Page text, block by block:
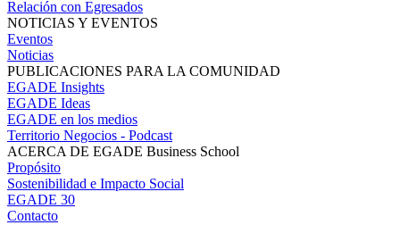
Relación con Egresados
NOTICIAS Y EVENTOS
Eventos
Noticias
PUBLICACIONES PARA LA COMUNIDAD
EGADE Insights
EGADE Ideas
EGADE en los medios
Territorio Negocios - Podcast
ACERCA DE EGADE Business School
Propósito
Sostenibilidad e Impacto Social
EGADE 30
Contacto